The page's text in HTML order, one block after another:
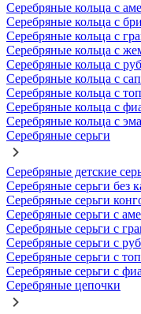
Серебряные кольца с
Серебряные кольца с
Серебряные кольца с
Серебряные кольца с
Серебряные кольца с
Серебряные кольца с
Серебряные кольца с
Серебряные кольца с
Серебряные кольца с
Серебряные серьги
Серебряные детские
Серебряные серьги без
Серебряные серьги
Серебряные серьги с
Серебряные серьги с
Серебряные серьги с
Серебряные серьги с
Серебряные серьги с
Серебряные цепочки